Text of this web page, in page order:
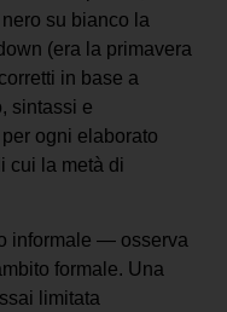
su bianco la
(era la primavera
in base a
sintassi e
ogni elaborato
cui la metà di
informale — osserva
formale. Una
limitata